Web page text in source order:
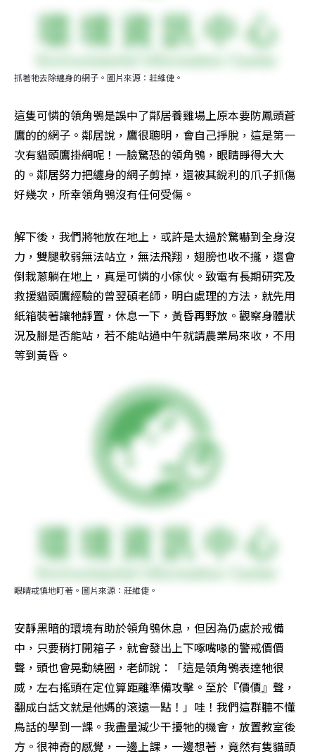
抓著牠去除纏身的網子。圖片來源：莊維倢。
這隻可憐的領角鴞是誤中了鄰居養雞場上原本要防鳳頭蒼
鷹的的網子。鄰居說，鷹很聰明，會自己掙脫，這是第一
次有貓頭鷹掛網呢！一臉驚恐的領角鴞，眼睛睜得大大
的。鄰居努力把纏身的網子剪掉，還被其銳利的爪子抓傷
好幾次，所幸領角鴞沒有任何受傷。
解下後，我們將牠放在地上，或許是太過於驚嚇到全身沒
力，雙腿軟弱無法站立，無法飛翔，翅膀也收不攏，還會
倒栽蔥躺在地上，真是可憐的小傢伙。致電有長期研究及
救援貓頭鷹經驗的曾翌碩老師，明白處理的方法，就先用
紙箱裝著讓牠靜置，休息一下，黃昏再野放。觀察身體狀
況及腳是否能站，若不能站過中午就請農業局來收，不用
等到黃昏。
眼睛戒慎地盯著。圖片來源：莊維倢。
安靜黑暗的環境有助於領角鴞休息，但因為仍處於戒備
中，只要稍打開箱子，就會發出上下啄嘴喙的警戒價價
聲，頭也會晃動繞圈，老師說：「這是領角鴞表達牠很
威，左右搖頭在定位算距離準備攻擊。至於『價價』聲，
翻成白話文就是他媽的滾遠一點！」哇！我們這群聽不懂
鳥話的學到一課。我盡量減少干擾牠的機會，放置教室後
方。很神奇的感覺，一邊上課，一邊想著，竟然有隻貓頭